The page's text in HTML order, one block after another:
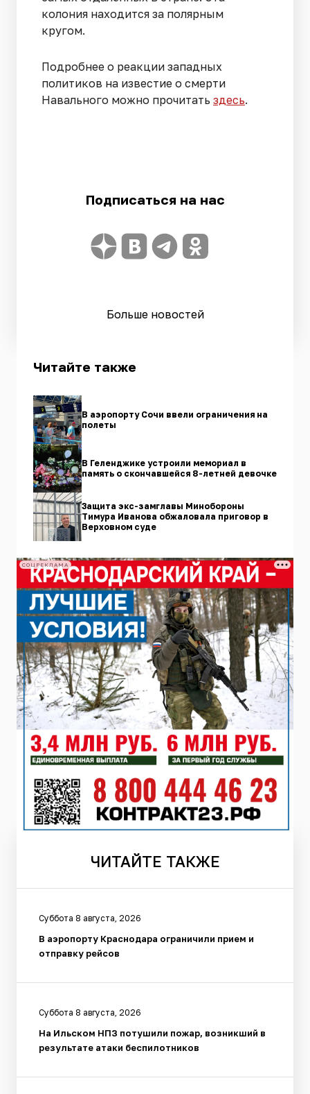
колония находится за полярным
кругом.
Подробнее о реакции западных
политиков на известие о смерти
Навального можно прочитать здесь.
Подписаться на нас
Больше новостей
Читайте также
В аэропорту Сочи ввели ограничения на
полеты
В Геленджике устроили мемориал в
память о скончавшейся 8-летней девочке
Защита экс-замглавы Минобороны
Тимура Иванова обжаловала приговор в
Верховном суде
СОЦРЕКЛАМА
ЧИТАЙТЕ ТАКЖЕ
Суббота 8 августа, 2026
В аэропорту Краснодара ограничили прием и
отправку рейсов
Суббота 8 августа, 2026
На Ильском НПЗ потушили пожар, возникший в
результате атаки беспилотников